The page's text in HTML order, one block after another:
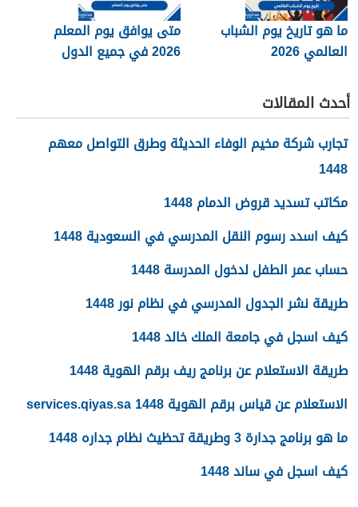
ما هو تاريخ يوم الشباب
العالمي 2026
متى يوافق يوم المعلم
2026 في جميع الدول
أحدث المقالات
تجارب شركة مخيم الوفاء الحديثة وطرق التواصل معهم
1448
مكاتب تسديد قروض الدمام 1448
كيف اسدد رسوم النقل المدرسي في السعودية 1448
حساب عمر الطفل لدخول المدرسة 1448
طريقة نشر الجدول المدرسي في نظام نور 1448
كيف اسجل في جامعة الملك خالد 1448
طريقة الاستعلام عن برنامج ريف برقم الهوية 1448
الاستعلام عن قياس برقم الهوية 1448 services.qiyas.sa
ما هو برنامج جدارة 3 وطريقة تحظيث نظام جداره 1448
كيف اسجل في ساند 1448